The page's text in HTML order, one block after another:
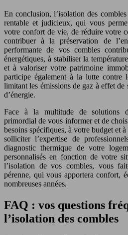
En conclusion, l’isolation des
rentable et judicieux, qui vous
votre confort de vie, de réduire votre
contribuer à la préservation de
performante de vos combles
énergétiques, à stabiliser la
et à valoriser votre patrimoine
participe également à la lutte contre
limitant les émissions de gaz à effet de
d’énergie.
Face à la multitude de solutions
primordial de vous informer et de
besoins spécifiques, à votre budget et
solliciter l’expertise de
diagnostic thermique de votre
personnalisés en fonction de votre
l’isolation de vos combles, vous
pérenne, qui vous apportera confort,
nombreuses années.
FAQ : vos questions
l’isolation des combles